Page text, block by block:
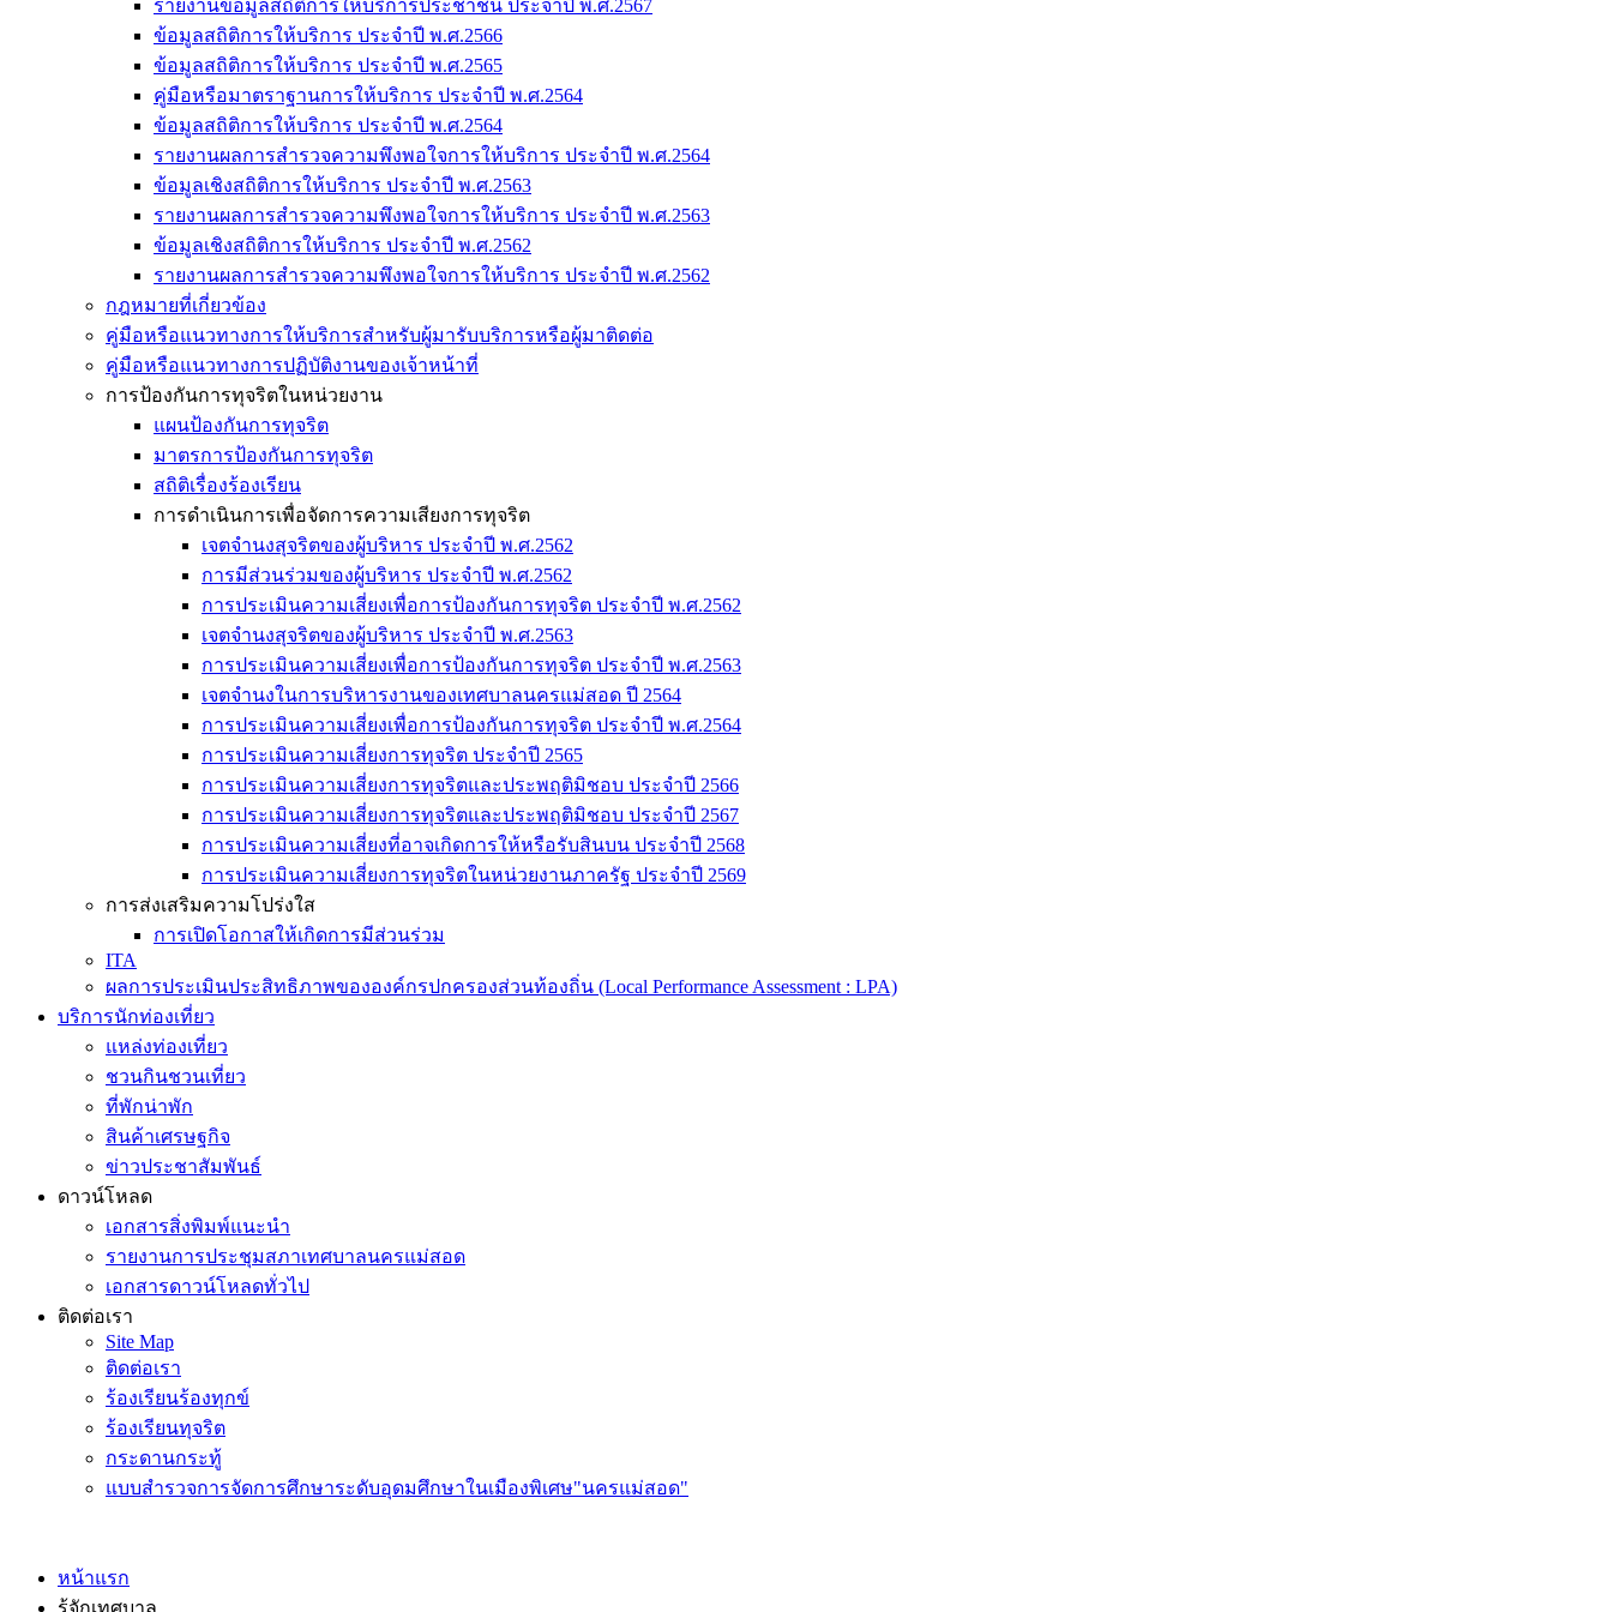
รายงานข้อมูลสถิติการให้บริการประชาชน ประจำปี พ.ศ.2567
ข้อมูลสถิติการให้บริการ ประจำปี พ.ศ.2566
ข้อมูลสถิติการให้บริการ ประจำปี พ.ศ.2565
คู่มือหรือมาตราฐานการให้บริการ ประจำปี พ.ศ.2564
ข้อมูลสถิติการให้บริการ ประจำปี พ.ศ.2564
รายงานผลการสำรวจความพึงพอใจการให้บริการ ประจำปี พ.ศ.2564
ข้อมูลเชิงสถิติการให้บริการ ประจำปี พ.ศ.2563
รายงานผลการสำรวจความพึงพอใจการให้บริการ ประจำปี พ.ศ.2563
ข้อมูลเชิงสถิติการให้บริการ ประจำปี พ.ศ.2562
รายงานผลการสำรวจความพึงพอใจการให้บริการ ประจำปี พ.ศ.2562
กฎหมายที่เกี่ยวข้อง
คู่มือหรือแนวทางการให้บริการสำหรับผู้มารับบริการหรือผู้มาติดต่อ
คู่มือหรือแนวทางการปฏิบัติงานของเจ้าหน้าที่
การป้องกันการทุจริตในหน่วยงาน
แผนป้องกันการทุจริต
มาตรการป้องกันการทุจริต
สถิติเรื่องร้องเรียน
การดำเนินการเพื่อจัดการความเสียงการทุจริต
เจตจำนงสุจริตของผู้บริหาร ประจำปี พ.ศ.2562
การมีส่วนร่วมของผู้บริหาร ประจำปี พ.ศ.2562
การประเมินความเสี่ยงเพื่อการป้องกันการทุจริต ประจำปี พ.ศ.2562
เจตจำนงสุจริตของผู้บริหาร ประจำปี พ.ศ.2563
การประเมินความเสี่ยงเพื่อการป้องกันการทุจริต ประจำปี พ.ศ.2563
เจตจำนงในการบริหารงานของเทศบาลนครแม่สอด ปี 2564
การประเมินความเสี่ยงเพื่อการป้องกันการทุจริต ประจำปี พ.ศ.2564
การประเมินความเสี่ยงการทุจริต ประจำปี 2565
การประเมินความเสี่ยงการทุจริตและประพฤติมิชอบ ประจำปี 2566
การประเมินความเสี่ยงการทุจริตและประพฤติมิชอบ ประจำปี 2567
การประเมินความเสี่ยงที่อาจเกิดการให้หรือรับสินบน ประจำปี 2568
การประเมินความเสี่ยงการทุจริตในหน่วยงานภาครัฐ ประจำปี 2569
การส่งเสริมความโปร่งใส
การเปิดโอกาสให้เกิดการมีส่วนร่วม
ITA
ผลการประเมินประสิทธิภาพขององค์กรปกครองส่วนท้องถิ่น (Local Performance Assessment : LPA)
บริการนักท่องเที่ยว
แหล่งท่องเที่ยว
ชวนกินชวนเที่ยว
ที่พักน่าพัก
สินค้าเศรษฐกิจ
ข่าวประชาสัมพันธ์
ดาวน์โหลด
เอกสารสิ่งพิมพ์แนะนำ
รายงานการประชุมสภาเทศบาลนครแม่สอด
เอกสารดาวน์โหลดทั่วไป
ติดต่อเรา
Site Map
ติดต่อเรา
ร้องเรียนร้องทุกข์
ร้องเรียนทุจริต
กระดานกระทู้
แบบสำรวจการจัดการศึกษาระดับอุดมศึกษาในเมืองพิเศษ"นครแม่สอด"
หน้าแรก
รู้จักเทศบาล